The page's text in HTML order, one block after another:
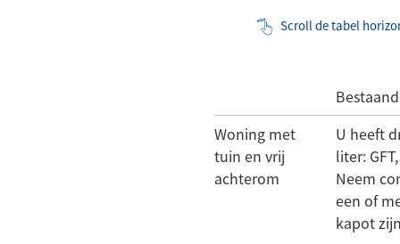
Scroll de tabel
Woning met
tuin en vrij
achterom
U heeft
liter:
Neem
een of
kapot